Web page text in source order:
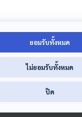
00:00:00
ยอมรับทั้งหมด
ไม่ยอมรับทั้งหมด
ปิด